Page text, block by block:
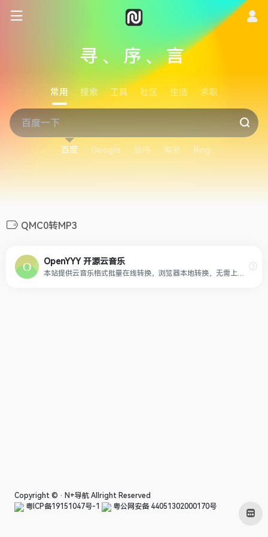
寻、序、言
常用 搜索 工具 社区 生活 求职
百度 Google 站内 淘宝 Bing
QMC0转MP3
OpenYYY 开源云音乐
Copyright © · N+导航 Allright Reserved
粤ICP备19151047号-1
粤公网安备 44051302000170号